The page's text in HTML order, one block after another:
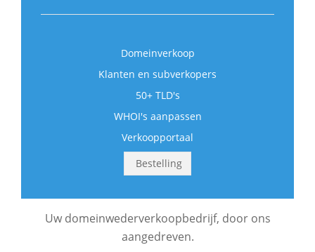
Domeinverkoop
Klanten en subverkopers
50+ TLD's
WHOI's aanpassen
Verkoopportaal
Bestelling
Uw domeinwederverkoopbedrijf, door ons
aangedreven.